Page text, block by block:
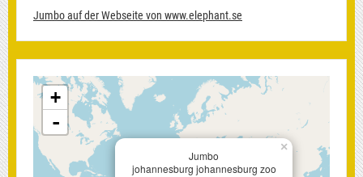
Jumbo auf der Webseite von www.elephant.se
×
Jumbo
johannesburg johannesburg zoo
+
-